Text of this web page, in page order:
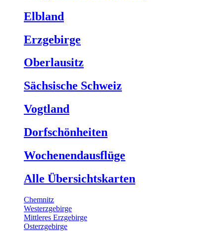
Elbland
Erzgebirge
Oberlausitz
Sächsische Schweiz
Vogtland
Dorfschönheiten
Wochenendausflüge
Alle Übersichtskarten
Chemnitz
Westerzgebirge
Mittleres Erzgebirge
Osterzgebirge